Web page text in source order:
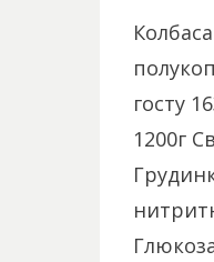
госту
1200г